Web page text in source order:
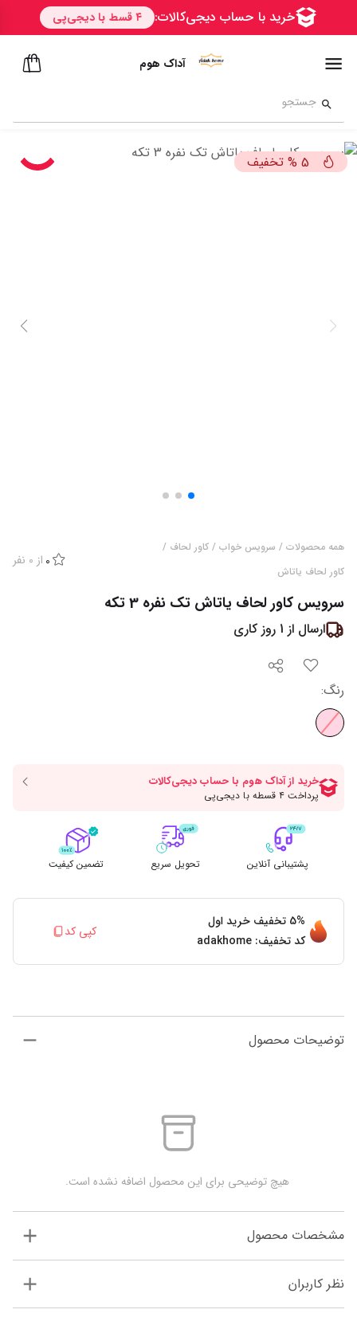
آداک هوم
5
% تخفیف
همه محصولات / سرویس خواب / کاور لحاف /
کاور لحاف یاتاش
0 از 0 نفر
سرویس کاور لحاف یاتاش تک نفره 3 تکه
ارسال از 1 روز کاری
رنگ:
پشتیبانی آنلاین تحویل سریع تضمین کیفیت
5% تخفیف خرید اول
کد تخفیف: adakhome
کپی کد
توضیحات محصول
هیچ توضیحی برای این محصول اضافه نشده است.
مشخصات محصول
نظر کاربران